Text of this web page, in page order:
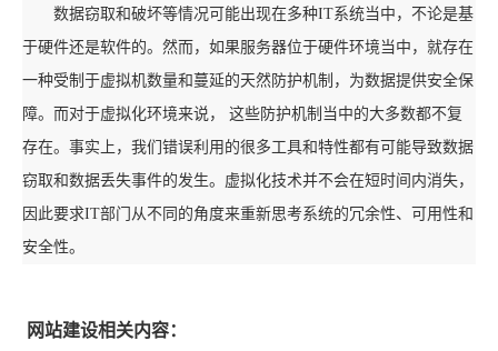
数据窃取和破坏等情况可能出现在多种IT系统当中，不论是基
于硬件还是软件的。然而，如果服务器位于硬件环境当中，就存在
一种受制于虚拟机数量和蔓延的天然防护机制，为数据提供安全保
障。而对于虚拟化环境来说， 这些防护机制当中的大多数都不复
存在。事实上，我们错误利用的很多工具和特性都有可能导致数据
窃取和数据丢失事件的发生。虚拟化技术并不会在短时间内消失，
因此要求IT部门从不同的角度来重新思考系统的冗余性、可用性和
安全性。
网站建设相关内容：